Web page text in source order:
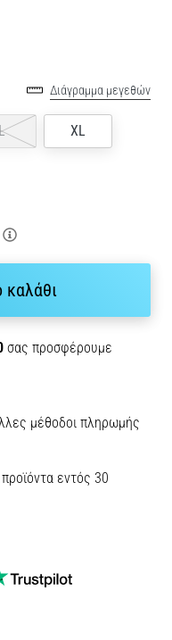
Διάγραμμα μεγεθών
XL
σας προσφέρουμε
μέθοδοι πληρωμής
εντός 30